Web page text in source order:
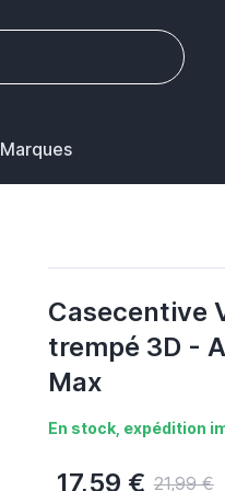
Marques
Casecentive
trempé 3D -
Max
En stock, expédition
17,59 € 21,99 €